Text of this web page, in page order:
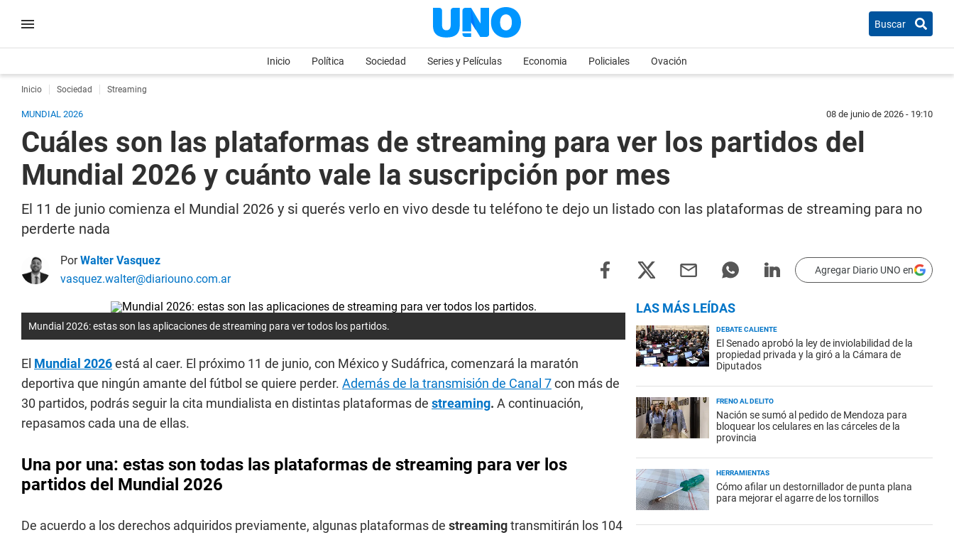
Buscar
Inicio Política Sociedad Series y Películas Economia Policiales Ovación
Inicio Sociedad Streaming
MUNDIAL 2026 08 de junio de 2026 - 19:10
Cuáles son las plataformas de streaming para ver los partidos del
Mundial 2026 y cuánto vale la suscripción por mes
El 11 de junio comienza el Mundial 2026 y si querés verlo en vivo desde tu teléfono te dejo un listado con las plataformas de streaming para no
perderte nada
PorWalter Vasquez
vasquez.walter@diariouno.com.ar
Agregar Diario UNO en
Mundial 2026: estas son las aplicaciones de streaming para ver todos los partidos.
El Mundial 2026está al caer. El próximo 11 de junio, con México y Sudáfrica, comenzará la maratón
deportiva que ningún amante del fútbol se quiere perder. Además de la transmisión de Canal 7con más de
30 partidos, podrás seguir la cita mundialista en distintas plataformas de streaming. A continuación,
repasamos cada una de ellas.
Una por una: estas son todas las plataformas de streaming para ver los
partidos del Mundial 2026
De acuerdo a los derechos adquiridos previamente, algunas plataformas de streamingtransmitirán los 104
LAS MÁS LEÍDAS
DEBATE CALIENTE
El Senado aprobó la ley de inviolabilidad de la
propiedad privada y la giró a la Cámara de
Diputados
FRENO AL DELITO
Nación se sumó al pedido de Mendoza para
bloquear los celulares en las cárceles de la
provincia
HERRAMIENTAS
Cómo afilar un destornillador de punta plana
para mejorar el agarre de los tornillos